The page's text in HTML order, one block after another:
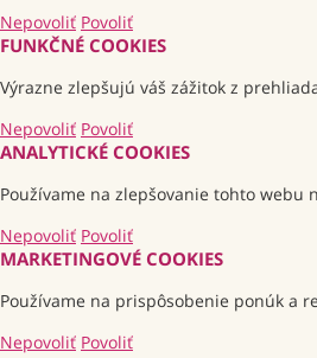
Nepovoliť Povoliť
FUNKČNÉ COOKIES
Výrazne zlepšujú váš zážitok z
Nepovoliť Povoliť
ANALYTICKÉ COOKIES
Používame na zlepšovanie tohto webu
Nepovoliť Povoliť
MARKETINGOVÉ COOKIES
Používame na prispôsobenie ponúk a
Nepovoliť Povoliť